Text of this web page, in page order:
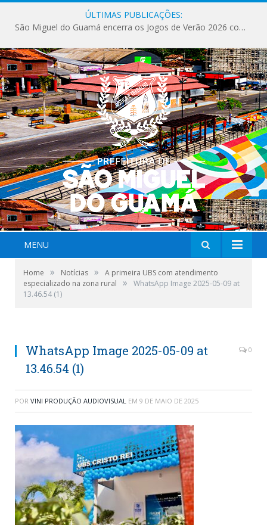
ÚLTIMAS PUBLICAÇÕES:
Milhares de fiéis tomam as ruas de São Miguel do Guamá em uma grande celebração de fé na Marcha para Jesus 2026.
MENU
Home » Notícias »
A primeira UBS com atendimento
especializado na zona rural
»
WhatsApp Image 2025-05-09 at
13.46.54 (1)
WhatsApp Image 2025-05-09 at
13.46.54 (1)
0
POR VINI PRODUÇÃO AUDIOVISUAL EM 9 DE MAIO DE 2025